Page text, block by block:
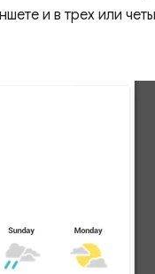
и в трех или